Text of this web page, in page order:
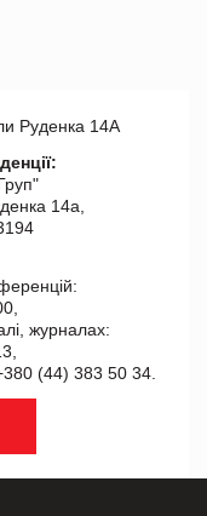
Руденка 14А
14а,
журналах:
(44) 383 50 34.